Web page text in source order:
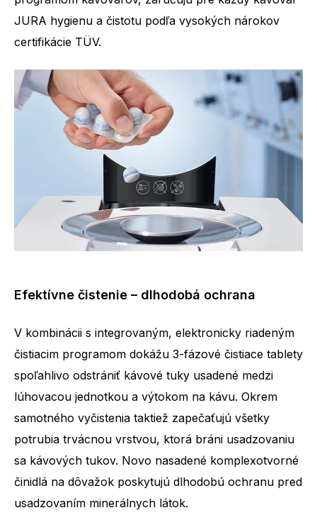
JURA hygienu a čistotu podľa vysokých nárokov
certifikácie TÜV.
Efektívne čistenie – dlhodobá ochrana
V kombinácii s integrovaným, elektronicky riadeným
čistiacim programom dokážu 3-fázové čistiace tablety
spoľahlivo odstrániť kávové tuky usadené medzi
lúhovacou jednotkou a výtokom na kávu. Okrem
samotného vyčistenia taktiež zapečaťujú všetky
potrubia trvácnou vrstvou, ktorá bráni usadzovaniu
sa kávových tukov. Novo nasadené komplexotvorné
činidlá na dôvažok poskytujú dlhodobú ochranu pred
usadzovaním minerálnych látok.